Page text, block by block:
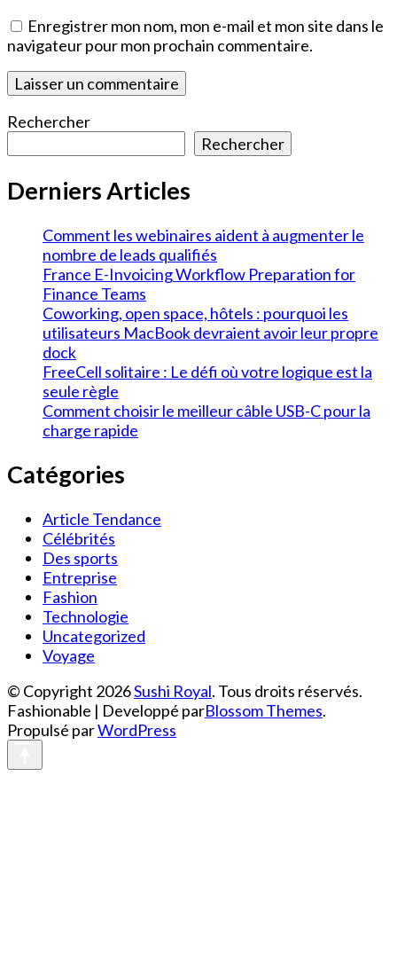
Enregistrer mon nom, mon e-mail et mon site dans le
navigateur pour mon prochain commentaire.
Rechercher
Rechercher
Derniers Articles
Comment les webinaires aident à augmenter le
nombre de leads qualifiés
France E-Invoicing Workflow Preparation for
Finance Teams
Coworking, open space, hôtels : pourquoi les
utilisateurs MacBook devraient avoir leur propre
dock
FreeCell solitaire : Le défi où votre logique est la
seule règle
Comment choisir le meilleur câble USB-C pour la
charge rapide
Catégories
Article Tendance
Célébrités
Des sports
Entreprise
Fashion
Technologie
Uncategorized
Voyage
© Copyright 2026Sushi Royal. Tous droits réservés.
Fashionable | Developpé parBlossom Themes.
Propulsé parWordPress